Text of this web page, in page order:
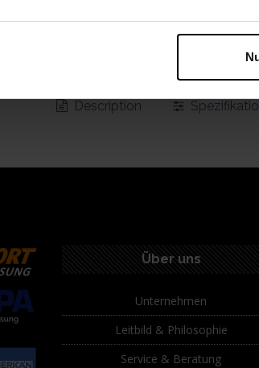
Description
Über uns
Unternehmen
Leitbild & Philosophie
Service & Beratung